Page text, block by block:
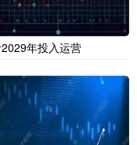
年投入运营